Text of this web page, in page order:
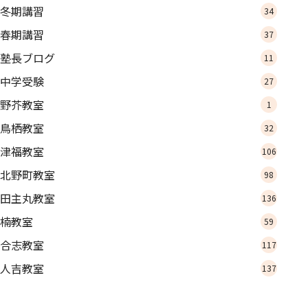
冬期講習 34
春期講習 37
塾長ブログ 11
中学受験 27
野芥教室 1
鳥栖教室 32
津福教室 106
北野町教室 98
田主丸教室 136
楠教室 59
合志教室 117
人吉教室 137